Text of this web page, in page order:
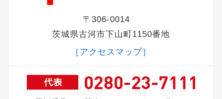
〒306-0014
茨城県古河市下山町1150番地
［アクセスマップ］